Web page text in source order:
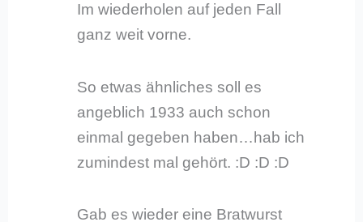
Im wiederholen auf jeden Fall
ganz weit vorne.
So etwas ähnliches soll es
angeblich 1933 auch schon
einmal gegeben haben…hab ich
zumindest mal gehört. :D :D :D
Gab es wieder eine Bratwurst